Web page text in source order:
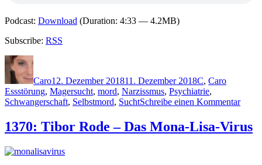
Podcast: Download (Duration: 4:33 — 4.2MB)
Subscribe: RSS
Autor
Caro12. Dezember 201811. Dezember 2018C, Caro
Essstörung, Magersucht, mord, Narzissmus, Psychiatrie,
Schwangerschaft, Selbstmord, SuchtSchreibe einen Kommentarzu
1370: Tibor Rode – Das Mona-Lisa-Virus